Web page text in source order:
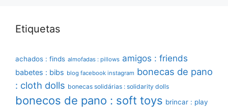
Etiquetas
achados : finds almofadas : pillows amigos : friends
babetes : bibs blog facebook instagram bonecas de pano
: cloth dolls bonecas solidárias : solidarity dolls
bonecos de pano : soft toys brincar : play